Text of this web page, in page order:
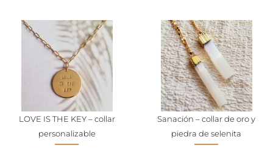
LOVE IS THE KEY – collar
personalizable
Sanación – collar de oro y
piedra de selenita